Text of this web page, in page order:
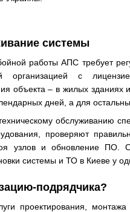
системы
работы АПС требует
организацией с
объекта – в жилых зданиях
дней, а для
обслуживанию
проверяют
узлов и обновление ПО.
системы и ТО в Киеве у
подрядчика?
проектирования, монтажа